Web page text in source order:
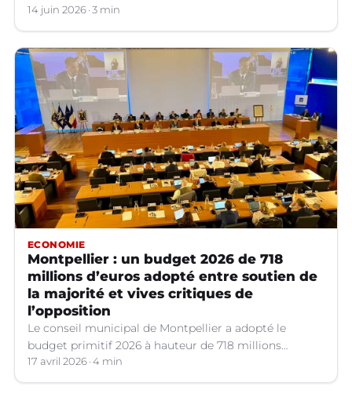
14 juin 2026 3 min
ECONOMIE
Montpellier : un budget 2026 de 718
millions d’euros adopté entre soutien de
la majorité et vives critiques de
l’opposition
Le conseil municipal de Montpellier a adopté le
budget primitif 2026 à hauteur de 718 millions
d’euros, qui a suscité de vifs débats.
17 avril 2026 4 min